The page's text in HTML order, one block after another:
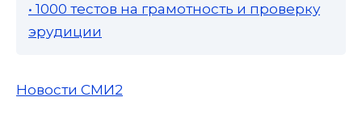
• 1000 тестов на грамотность и проверку
эрудиции
Новости СМИ2